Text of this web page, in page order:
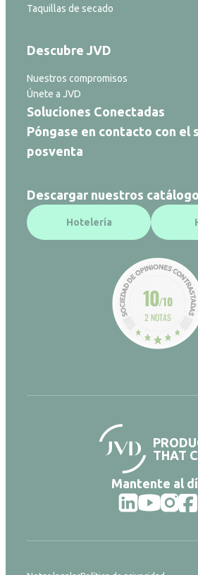
Taquillas de secado
Descubre JVD
Nuestros compromisos
Únete a JVD
Soluciones Conectadas
Póngase en contacto con el
posventa
Descargar nuestros
Hotelería
10/10
2 NOTAS
THAT
Mantente al